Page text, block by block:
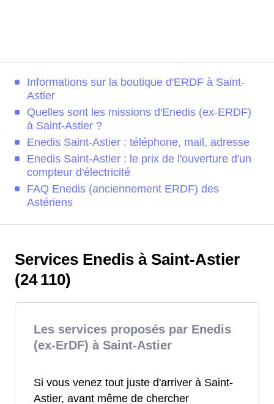
Informations sur la boutique d'ERDF à Saint-
Astier
Quelles sont les missions d'Enedis (ex-ERDF)
à Saint-Astier ?
Enedis Saint-Astier : téléphone, mail, adresse
Enedis Saint-Astier : le prix de l'ouverture d'un
compteur d'électricité
FAQ Enedis (anciennement ERDF) des
Astériens
Services Enedis à Saint-Astier
(24 110)
Les services proposés par Enedis
(ex-ErDF) à Saint-Astier
Si vous venez tout juste d'arriver à Saint-
Astier, avant même de chercher